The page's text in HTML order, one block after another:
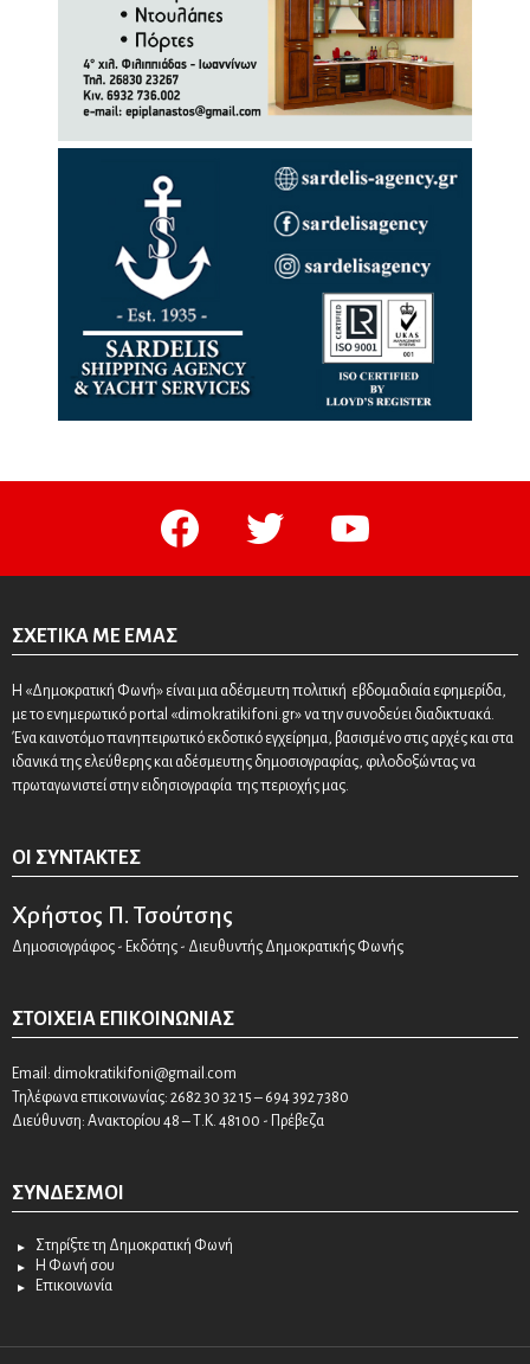
facebook twitter youtube
ΣΧΕΤΙΚΆ ΜΕ ΕΜΆΣ
Η «Δημοκρατική Φωνή» είναι μια αδέσμευτη πολιτική εβδομαδιαία εφημερίδα,
με το ενημερωτικό portal «dimokratikifoni.gr» να την συνοδεύει διαδικτυακά.
Ένα καινοτόμο πανηπειρωτικό εκδοτικό εγχείρημα, βασισμένο στις αρχές και στα
ιδανικά της ελεύθερης και αδέσμευτης δημοσιογραφίας, φιλοδοξώντας να
πρωταγωνιστεί στην ειδησιογραφία της περιοχής μας.
ΟΙ ΣΥΝΤΆΚΤΕΣ
Χρήστος Π. Τσούτσης
Δημοσιογράφος - Εκδότης - Διευθυντής Δημοκρατικής Φωνής
ΣΤΟΙΧΕΊΑ ΕΠΙΚΟΙΝΩΝΊΑΣ
Email: dimokratikifoni@gmail.com
Τηλέφωνα επικοινωνίας: 2682 30 32 15 – 694 392 7380
Διεύθυνση: Ανακτορίου 48 – Τ.Κ. 48100 - Πρέβεζα
ΣΎΝΔΕΣΜΟΙ
Στηρίξτε τη Δημοκρατική Φωνή
Η Φωνή σου
Επικοινωνία